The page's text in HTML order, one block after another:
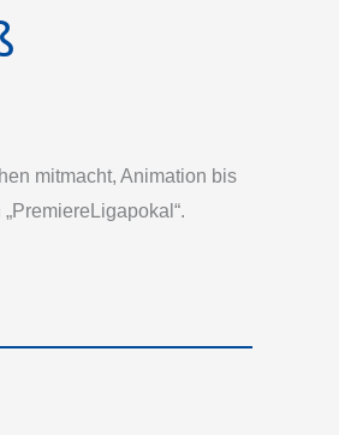
mitmacht, Animation bis